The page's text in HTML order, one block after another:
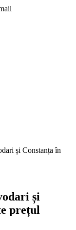
și Constanța în
și
prețul